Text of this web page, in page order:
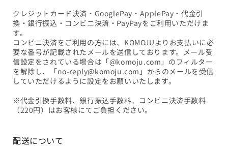
クレジットカード決済・GooglePay・ApplePay・代金引
換・銀行振込・コンビニ決済・PayPayをご利用いただけま
す。
コンビニ決済をご利用の方には、KOMOJUよりお支払いに必
要な番号が記載されたメールを送信しております。メール受
信設定をされている場合は「@komoju.com」のフィルター
を解除し、「no-reply@komoju.com」からのメールを受信
していただけるように設定をお願いいたします。
※代金引換手数料、銀行振込手数料、コンビニ決済手数料
（220円）はお客様にてご負担ください。
配送について